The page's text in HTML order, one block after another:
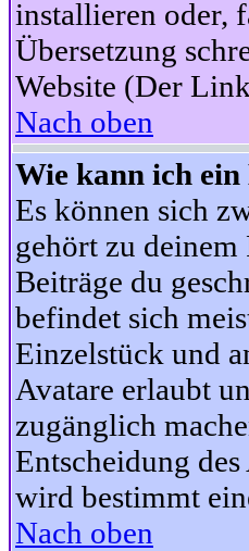
installieren oder,
Übersetzung
Website (Der
Nach oben
Wie kann ich
Es können sich
gehört zu deinem
Beiträge du
befindet sich
Einzelstück und
Avatare erlaubt
zugänglich
Entscheidung
wird bestimmt
Nach oben